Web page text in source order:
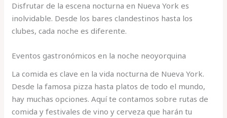
Disfrutar de la escena nocturna en Nueva York es
inolvidable. Desde los bares clandestinos hasta los
clubes, cada noche es diferente.
Eventos gastronómicos en la noche neoyorquina
La comida es clave en la vida nocturna de Nueva York.
Desde la famosa pizza hasta platos de todo el mundo,
hay muchas opciones. Aquí te contamos sobre rutas de
comida y festivales de vino y cerveza que harán tu